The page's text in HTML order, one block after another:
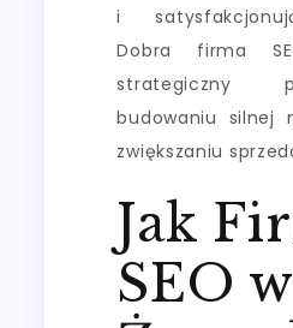
i
Dobra firma
strategiczny
budowaniu silnej
zwiększaniu
Jak
SEO w